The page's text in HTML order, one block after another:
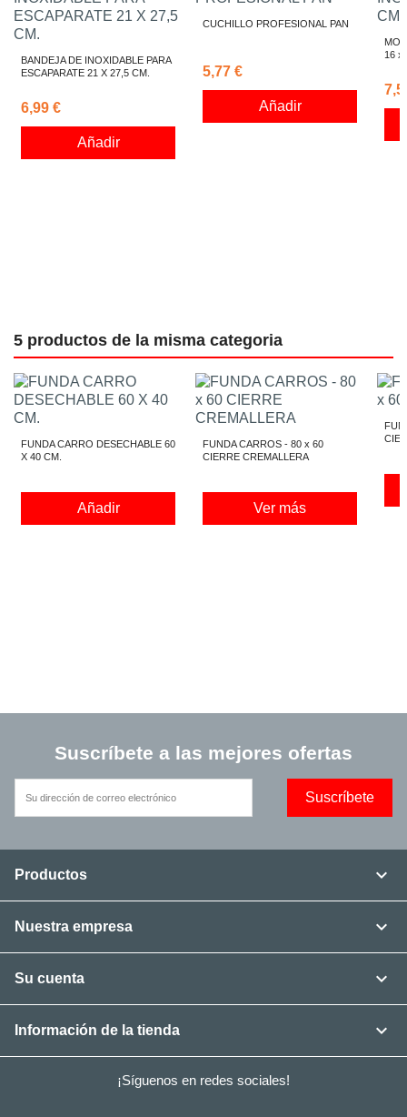
BANDEJA DE INOXIDABLE PARA
ESCAPARATE 21 X 27,5 CM.
6,99 €
Añadir
CUCHILLO PROFESIONAL PAN
5,77 €
Añadir
16 x
5 productos de la misma categoria
FUNDA CARRO DESECHABLE 60
X 40 CM.
Añadir
FUNDA CARROS - 80 x 60
CIERRE CREMALLERA
Ver más
Suscríbete a las mejores ofertas
Productos 
Nuestra empresa 
Su cuenta 
Información de la tienda 
¡Síguenos en redes sociales!